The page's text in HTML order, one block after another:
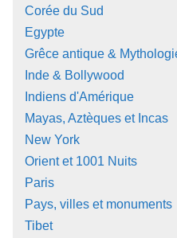
Corée du Sud
Egypte
Grêce antique &
Inde & Bollywood
Indiens d'Amérique
Mayas, Aztèques et Incas
New York
Orient et 1001 Nuits
Paris
Pays, villes et monuments
Tibet